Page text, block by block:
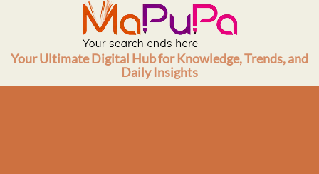
Your Ultimate Digital Hub for Knowledge, Trends, and
Daily Insights